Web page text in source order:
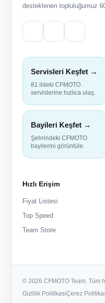
desteklenen topluluğumuz
Servisleri Keşfet →
81 ildeki CFMOTO
servislerine hızlıca ulaş.
Bayileri Keşfet →
Şehrindeki CFMOTO
bayilerini görüntüle.
Hızlı Erişim
Fiyat Listesi
Top Speed
Team Store
© 2026 CFMOTO Team. Tüm
Gizlilik PolitikasıÇerez